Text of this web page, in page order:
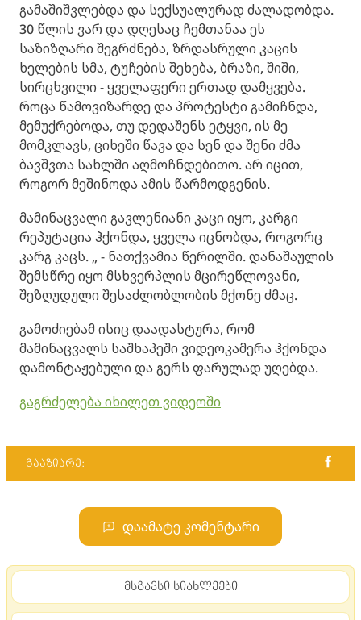
გამაშიშვლებდა და სექსუალურად ძალადობდა.
30 წლის ვარ და დღესაც ჩემთანაა ეს
საზიზღარი შეგრძნება, ზრდასრული კაცის
ხელების სმა, ტუჩების შეხება, ბრაზი, შიში,
სირცხვილი - ყველაფერი ერთად დამყვება.
როცა წამოვიზარდე და პროტესტი გამიჩნდა,
მემუქრებოდა, თუ დედაშენს ეტყვი, ის მე
მომკლავს, ციხეში წავა და სენ და შენი ძმა
ბავშვთა სახლში აღმოჩნდებითო. არ იცით,
როგორ მეშინოდა ამის წარმოდგენის.
მამინაცვალი გავლენიანი კაცი იყო, კარგი
რეპუტაცია ჰქონდა, ყველა იცნობდა, როგორც
კარგ კაცს. „ - ნათქვამია წერილში. დანაშაულის
შემსწრე იყო მსხვერპლის მცირეწლოვანი,
შეზღუდული შესაძლობლობის მქონე ძმაც.
გამოძიებამ ისიც დაადასტურა, რომ
მამინაცვალს საშხაპეში ვიდეოკამერა ჰქონდა
დამონტაჟებული და გერს ფარულად უღებდა.
გაგრძელება იხილეთ ვიდეოში
გააზიარე:
დაამატე კომენტარი
მსგავსი სიახლეები